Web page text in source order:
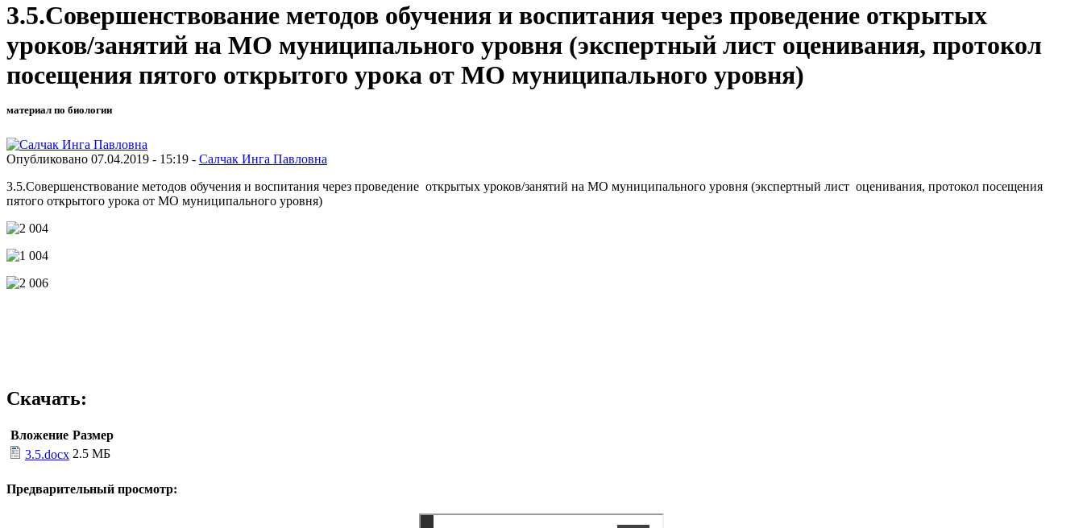
3.5.Совершенствование методов обучения и воспитания через проведение открытых
уроков/занятий на МО муниципального уровня (экспертный лист оценивания, протокол
посещения пятого открытого урока от МО муниципального уровня)
материал по биологии
Опубликовано 07.04.2019 - 15:19 - Салчак Инга Павловна
3.5.Совершенствование методов обучения и воспитания через проведение открытых уроков/занятий на МО муниципального уровня (экспертный лист оценивания, протокол посещения
пятого открытого урока от МО муниципального уровня)
Скачать:
Вложение Размер
3.5.docx 2.5 МБ
Предварительный просмотр: